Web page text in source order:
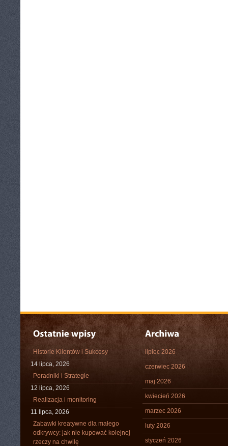
Historie Klientów i Sukcesy
14 lipca, 2026
Poradniki i Strategie
12 lipca, 2026
Realizacja i monitoring
11 lipca, 2026
Zabawki kreatywne dla małego
odkrywcy: jak nie kupować kolejnej
rzeczy na chwilę
lipiec 2026
czerwiec 2026
maj 2026
kwiecień 2026
marzec 2026
luty 2026
styczeń 2026